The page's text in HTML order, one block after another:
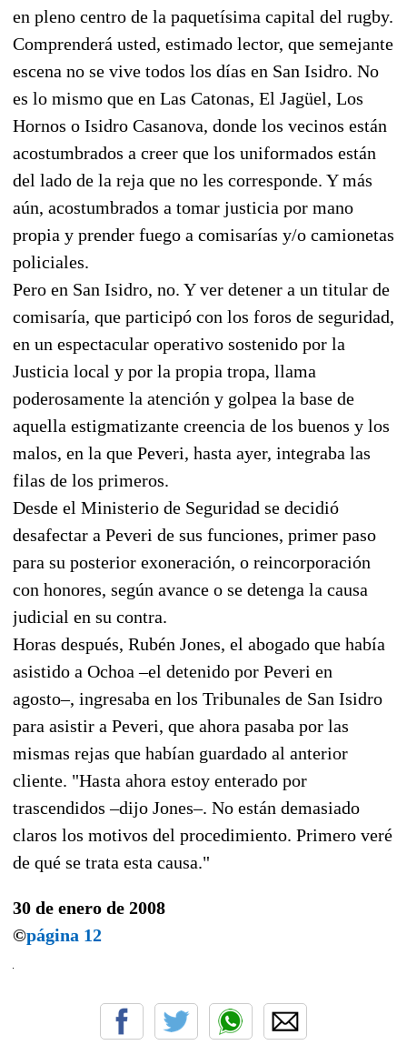
en pleno centro de la paquetísima capital del rugby.
Comprenderá usted, estimado lector, que semejante
escena no se vive todos los días en San Isidro. No
es lo mismo que en Las Catonas, El Jagüel, Los
Hornos o Isidro Casanova, donde los vecinos están
acostumbrados a creer que los uniformados están
del lado de la reja que no les corresponde. Y más
aún, acostumbrados a tomar justicia por mano
propia y prender fuego a comisarías y/o camionetas
policiales.
Pero en San Isidro, no. Y ver detener a un titular de
comisaría, que participó con los foros de seguridad,
en un espectacular operativo sostenido por la
Justicia local y por la propia tropa, llama
poderosamente la atención y golpea la base de
aquella estigmatizante creencia de los buenos y los
malos, en la que Peveri, hasta ayer, integraba las
filas de los primeros.
Desde el Ministerio de Seguridad se decidió
desafectar a Peveri de sus funciones, primer paso
para su posterior exoneración, o reincorporación
con honores, según avance o se detenga la causa
judicial en su contra.
Horas después, Rubén Jones, el abogado que había
asistido a Ochoa –el detenido por Peveri en
agosto–, ingresaba en los Tribunales de San Isidro
para asistir a Peveri, que ahora pasaba por las
mismas rejas que habían guardado al anterior
cliente. "Hasta ahora estoy enterado por
trascendidos –dijo Jones–. No están demasiado
claros los motivos del procedimiento. Primero veré
de qué se trata esta causa."
30 de enero de 2008
©página 12